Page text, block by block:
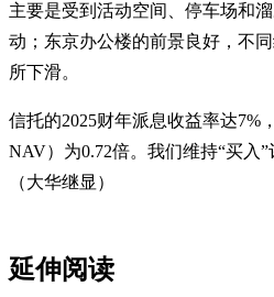
主要是受到活动空间、停车场和
动；东京办公楼的前景良好，不
所下滑。
信托的2025财年派息收益率达7%
NAV）为0.72倍。我们维持“买入”
（大华继显）
延伸阅读